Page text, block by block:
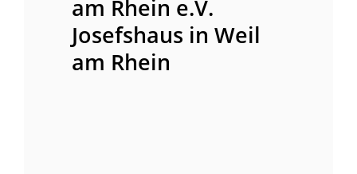
am Rhein e.V.
Josefshaus in Weil
am Rhein